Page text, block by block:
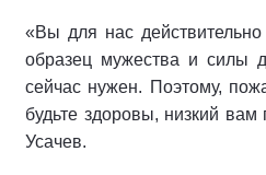
«Вы для нас
образец мужества и силы
сейчас нужен. Поэтому,
будьте здоровы, низкий вам
Усачев.